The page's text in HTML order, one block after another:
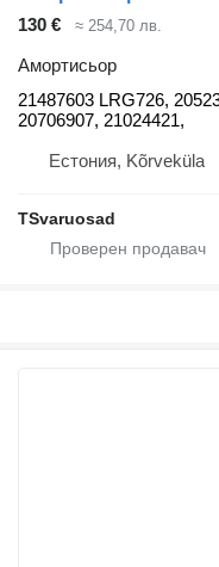
130 € ≈ 254,70 лв.
Амортисьор
21487603 LRG726,
20706907, 21024421,
Естония, Kõrveküla
TSvaruosad